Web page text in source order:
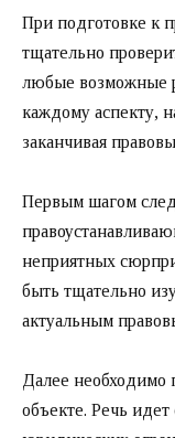
При подготовке к
тщательно
любые возможные
каждому аспекту,
заканчивая
Первым шагом
неприятных
быть тщательно
актуальным
Далее необходимо
объекте. Речь идет